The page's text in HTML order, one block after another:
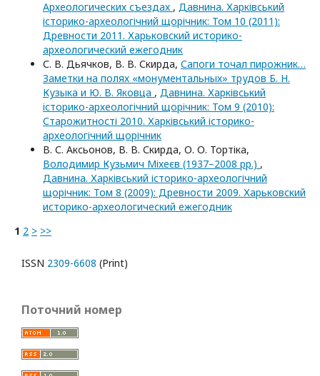
Археологических съездах , Давнина. Харківський
історико-археологічний щорічник: Том 10 (2011):
Древности 2011. Харьковский историко-
археологический ежегодник
С. В. Дьячков, В. В. Скирда, Сапоги точал пирожник…
Заметки на полях «монументальных» трудов Б. Н.
Кузыка и Ю. В. Яковца , Давнина. Харківський
історико-археологічний щорічник: Том 9 (2010):
Старожитності 2010. Харківський історико-
археологічний щорічник
В. С. Аксьонов, В. В. Скирда, О. О. Тортіка,
Володимир Кузьмич Міхеєв (1937–2008 рр.) ,
Давнина. Харківський історико-археологічний
щорічник: Том 8 (2009): Древности 2009. Харьковский
историко-археологический ежегодник
1 2 > >>
ISSN 2309-6608 (Print)
Поточний номер